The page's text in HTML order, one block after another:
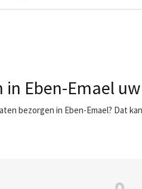
in Eben-Emael
bezorgen in Eben-Emael? Dat